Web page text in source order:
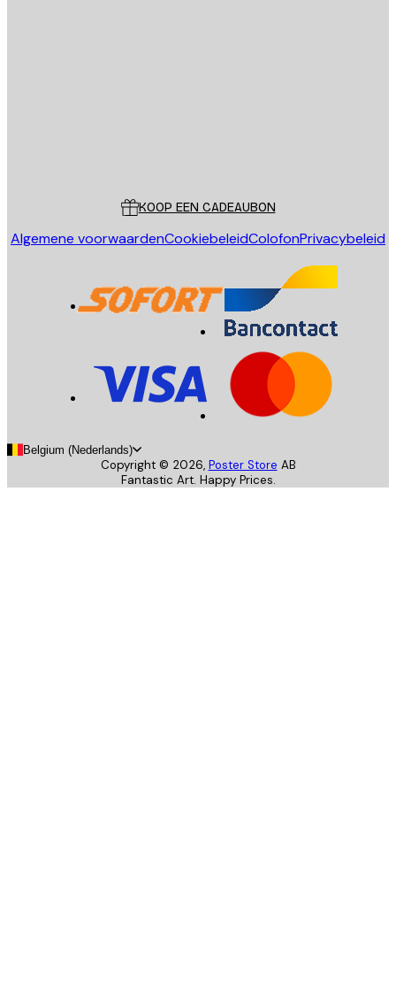
KOOP EEN CADEAUBON
Algemene voorwaardenCookiebeleidColofonPrivacybeleid
Belgium (Nederlands)
Copyright © 2026, Poster Store AB
Fantastic Art. Happy Prices.